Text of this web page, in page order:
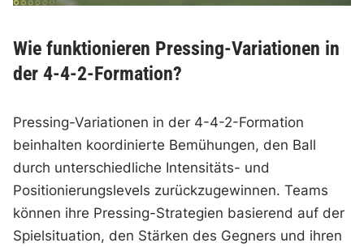
Wie funktionieren Pressing-Variationen in
der 4-4-2-Formation?
Pressing-Variationen in der 4-4-2-Formation
beinhalten koordinierte Bemühungen, den Ball
durch unterschiedliche Intensitäts- und
Positionierungslevels zurückzugewinnen. Teams
können ihre Pressing-Strategien basierend auf der
Spielsituation, den Stärken des Gegners und ihren